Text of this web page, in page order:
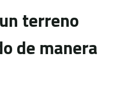
terreno
de manera